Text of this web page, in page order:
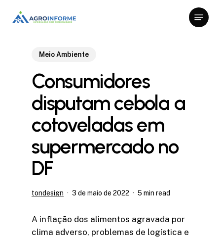
Menu
Meio Ambiente
Consumidores
disputam cebola a
cotoveladas em
supermercado no
DF
tondesign 3 de maio de 2022 5 min read
A inflação dos alimentos agravada por
clima adverso, problemas de logística e